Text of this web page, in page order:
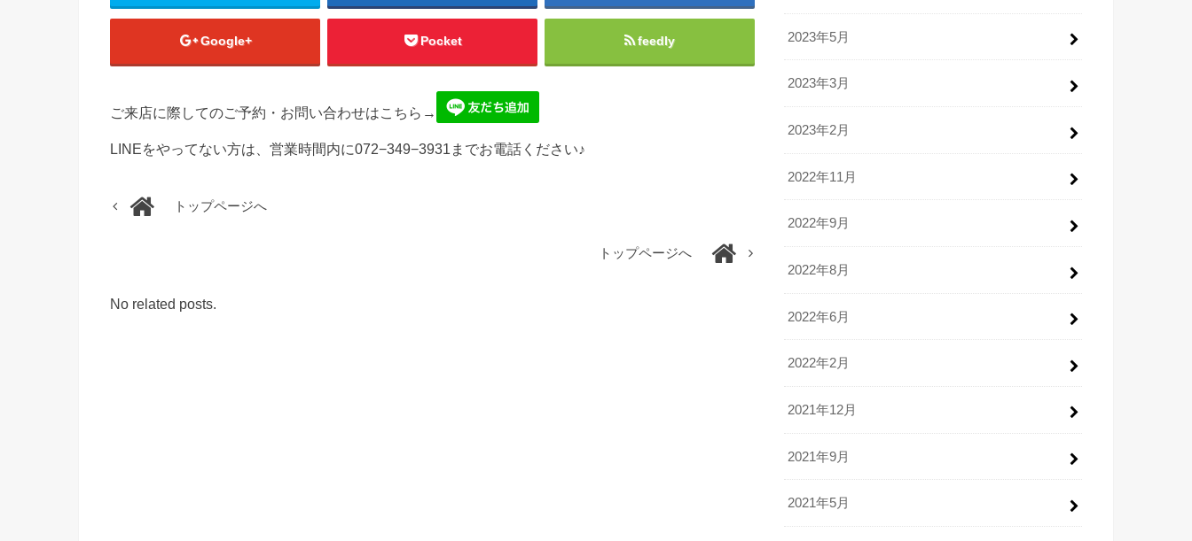
Google+ Pocket feedly
ご来店に際してのご予約・お問い合わせはこちら→
LINEをやってない方は、営業時間内に072−349−3931までお電話ください♪
トップページへ
トップページへ
No related posts.
2023年5月
2023年3月
2023年2月
2022年11月
2022年9月
2022年8月
2022年6月
2022年2月
2021年12月
2021年9月
2021年5月